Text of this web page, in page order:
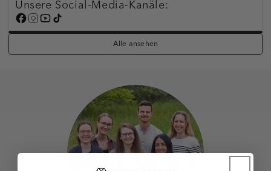
Unsere Social-Media-Kanäle:
Alle ansehen